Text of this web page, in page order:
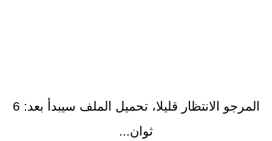
المرجو الانتظار قليلا، تحميل الملف سيبدأ بعد: 6
ثوان...